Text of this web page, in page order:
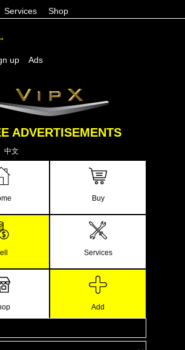
Services Shop
up Ads
ADVERTISEMENTS
中文
Buy
Services
Add